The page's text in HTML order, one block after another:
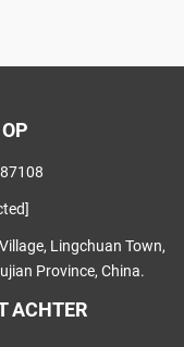
Lingchuan Town,
Province, China.
ACHTER